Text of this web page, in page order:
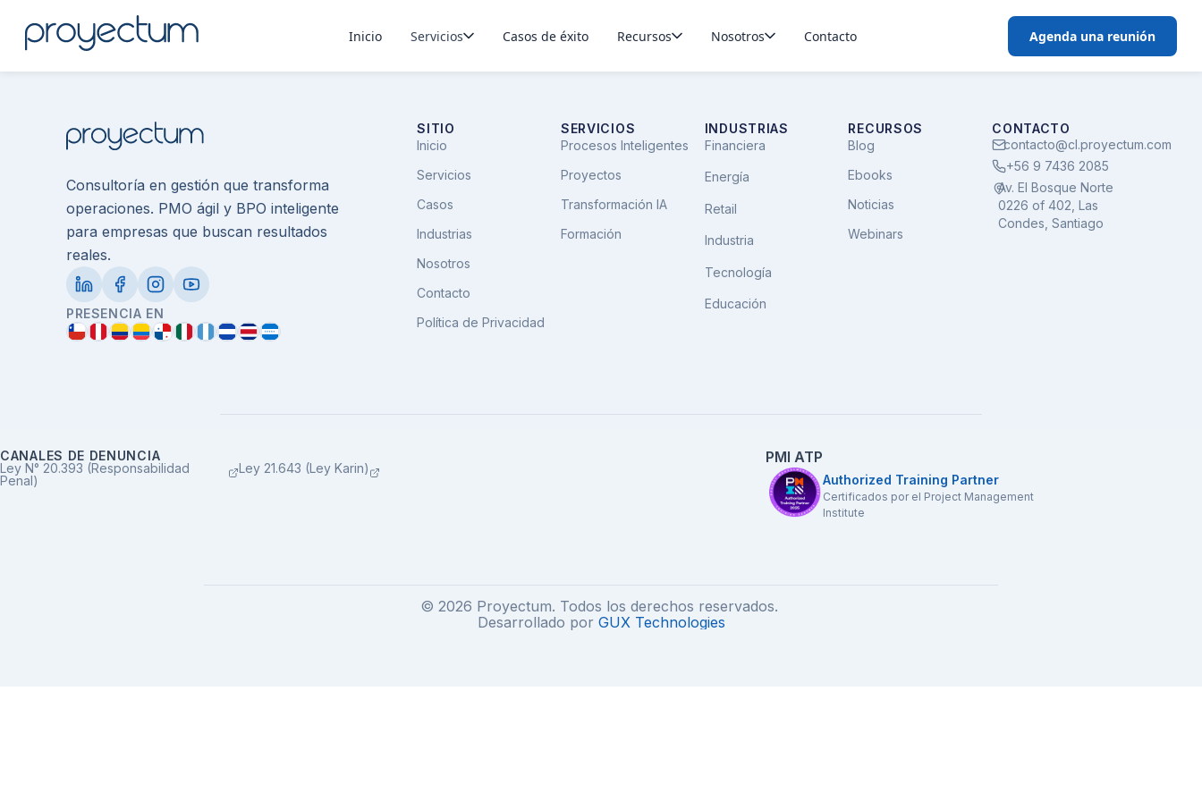
Inicio Servicios Casos de éxito Recursos Nosotros Contacto Agenda una reunión
Implementación de PMO y mejoramiento de procesos
Consultoría en gestión que transforma
operaciones. PMO ágil y BPO inteligente
para empresas que buscan resultados
reales.
PRESENCIA EN
SITIO
Inicio
Servicios
Casos
Industrias
Nosotros
Contacto
Política de Privacidad
SERVICIOS
Procesos Inteligentes
Proyectos
Transformación IA
Formación
INDUSTRIAS
Financiera
Energía
Retail
Industria
Tecnología
Educación
RECURSOS
Blog
Ebooks
Noticias
Webinars
CONTACTO
contacto@cl.proyectum.com
+56 9 7436 2085
Av. El Bosque Norte
0226 of 402, Las
Condes, Santiago
CANALES DE DENUNCIA
Ley N° 20.393 (Responsabilidad
Penal)
Ley 21.643 (Ley Karin)
PMI ATP
Authorized Training Partner
Certificados por el Project Management
Institute
© 2026 Proyectum. Todos los derechos reservados.
Desarrollado por GUX Technologies